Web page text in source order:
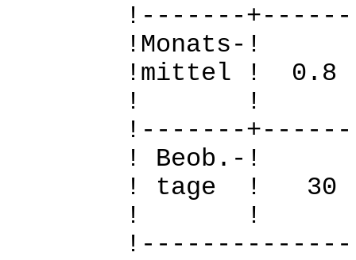
!-------
!mittel !
!
!-------
!
! tage !
!